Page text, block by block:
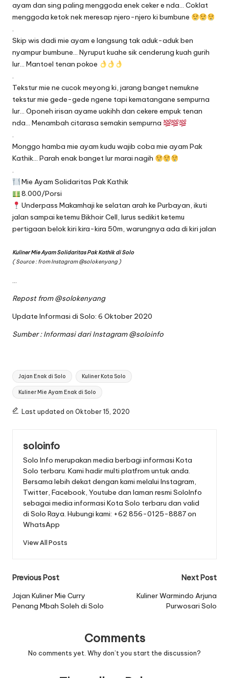
ayam dan sing paling menggoda enek ceker e nda… Coklat
menggoda ketok nek meresap njero-njero ki bumbune
.
Skip wis dadi mie ayam e langsung tak aduk-aduk ben
nyampur bumbune… Nyruput kuahe sik cenderung kuah gurih
lur… Mantoel tenan pokoe
.
Tekstur mie ne cucok meyong ki, jarang banget nemukne
tekstur mie gede-gede ngene tapi kematangane sempurna
lur… Oponeh irisan ayame uakihh dan cekere empuk tenan
nda… Menambah citarasa semakin sempurna
.
Monggo hamba mie ayam kudu wajib coba mie ayam Pak
Kathik… Parah enak banget lur marai nagih
.
Mie Ayam Solidaritas Pak Kathik
8.000/Porsi
Underpass Makamhaji ke selatan arah ke Purbayan, ikuti
jalan sampai ketemu Bikhoir Cell, lurus sedikit ketemu
pertigaan belok kiri kira-kira 50m, warungnya ada di kiri jalan
Kuliner Mie Ayam Solidaritas Pak Kathik di Solo
( Source : from Instagram@solokenyang)
…
Repost from@solokenyang
Update Informasi di Solo: 6 Oktober 2020
Sumber : Informasi dari Instagram@soloinfo
Tags:
Jajan Enak di Solo Kuliner Kota Solo
Kuliner Mie Ayam Enak di Solo
Last updated on Oktober 15, 2020
soloinfo
Solo Info merupakan media berbagi informasi Kota
Solo terbaru. Kami hadir multi platfrom untuk anda.
Bersama lebih dekat dengan kami melalui Instagram,
Twitter, Facebook, Youtube dan laman resmi SoloInfo
sebagai media informasi Kota Solo terbaru dan valid
di Solo Raya. Hubungi kami: +62 856-0125-8887 on
WhatsApp
View All Posts
Post
navigation
Previous Post
Jajan Kuliner Mie Curry
Penang Mbah Soleh di Solo
Next Post
Kuliner Warmindo Arjuna
Purwosari Solo
Comments
No comments yet. Why don’t you start the discussion?